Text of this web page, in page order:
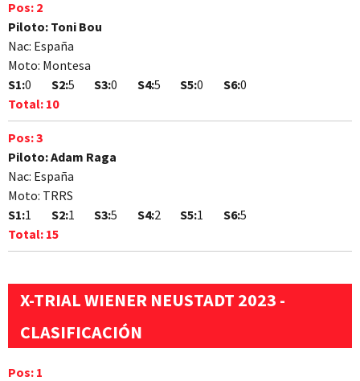
Pos: 2
Piloto: Toni Bou
Nac: España
Moto: Montesa
S1:0 S2:5 S3:0 S4:5 S5:0 S6:0
Total: 10
Pos:3
Piloto:Adam Raga
Nac: España
Moto: TRRS
S1:1 S2:1 S3:5 S4:2 S5:1 S6:5
Total: 15
X-TRIAL WIENER NEUSTADT 2023 -
CLASIFICACIÓN
Pos: 1